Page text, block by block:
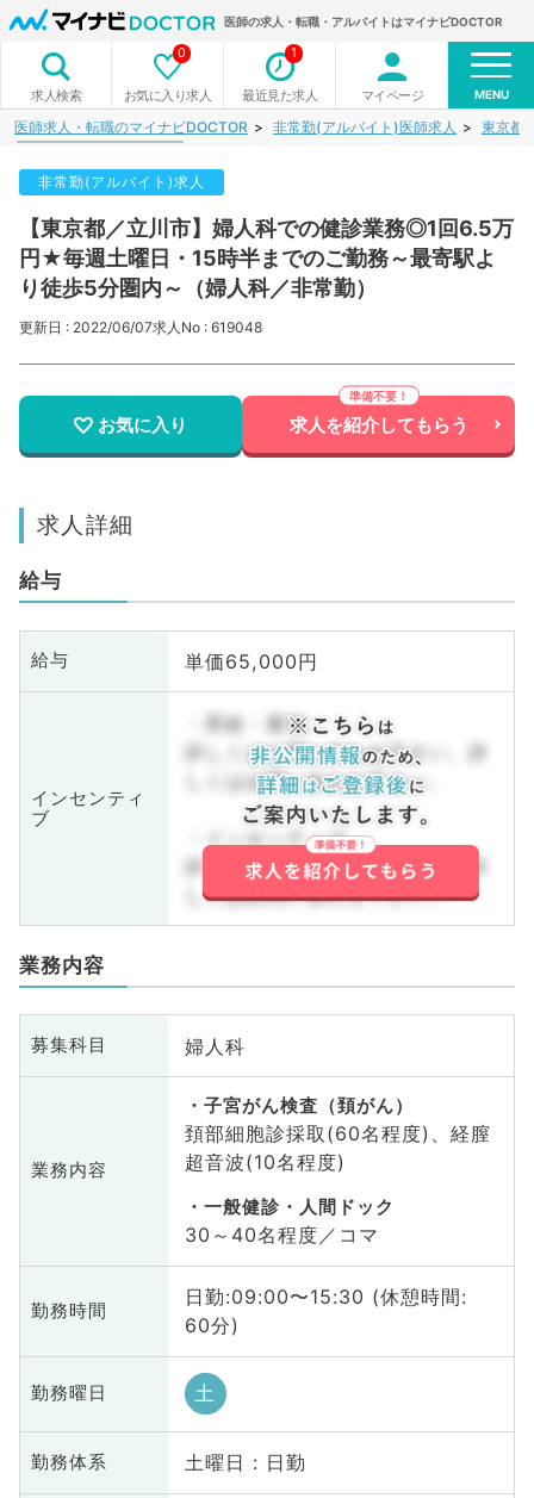
医師の求人・転職・アルバイトはマイナビDOCTOR
求人検索 お気に入り求人
0
最近見た求人
1
マイページ MENU
医師求人・転職のマイナビDOCTOR 非常勤(アルバイト)医師求人 東京都
非常勤(アルバイト)求人
【東京都／立川市】婦人科での健診業務◎1回6.5万
円★毎週土曜日・15時半までのご勤務～最寄駅よ
り徒歩5分圏内～（婦人科／非常勤）
更新日 : 2022/06/07求人No : 619048
お気に入り 求人を紹介してもらう
求人詳細
給与
給与 単価65,000円
インセンティ
ブ
・昇給・賞与
詳しくはお問い合わせ下さい。詳
しくはお問い合わせ下さい。
・インセンティブ
詳しくはお問い合わせ下さい。詳
しくはお問い合わせ下さい。
業務内容
募集科目 婦人科
業務内容
子宮がん検査（頚がん）
頚部細胞診採取(60名程度)、経膣
超音波(10名程度)
一般健診・人間ドック
30～40名程度／コマ
勤務時間
日勤:09:00〜15:30 (休憩時間:
60分)
勤務曜日 土
勤務体系 土曜日 : 日勤